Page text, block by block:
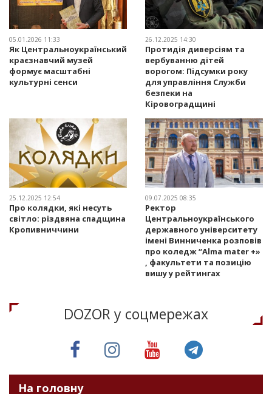
05.01.2026 11:33
Як Центральноукраїнський
краєзнавчий музей
формує масштабні
культурні сенси
26.12.2025 14:30
Протидія диверсіям та
вербуванню дітей
ворогом: Підсумки року
для управління Служби
безпеки на
Кіровоградщині
25.12.2025 12:54
Про колядки, які несуть
світло: різдвяна спадщина
Кропивниччини
09.07.2025 08:35
Ректор
Центральноукраїнського
державного університету
імені Винниченка розповів
про коледж “Alma mater +»
, факультети та позицію
вишу у рейтингах
DOZOR у соцмережах
На головну